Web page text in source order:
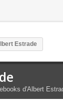
Estrade
d'Albert